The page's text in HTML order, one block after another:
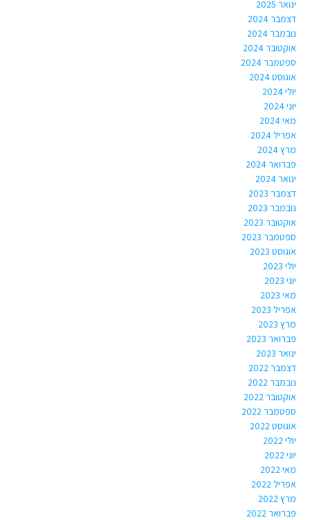
ינואר 2025
דצמבר 2024
נובמבר 2024
אוקטובר 2024
ספטמבר 2024
אוגוסט 2024
יולי 2024
יוני 2024
מאי 2024
אפריל 2024
מרץ 2024
פברואר 2024
ינואר 2024
דצמבר 2023
נובמבר 2023
אוקטובר 2023
ספטמבר 2023
אוגוסט 2023
יולי 2023
יוני 2023
מאי 2023
אפריל 2023
מרץ 2023
פברואר 2023
ינואר 2023
דצמבר 2022
נובמבר 2022
אוקטובר 2022
ספטמבר 2022
אוגוסט 2022
יולי 2022
יוני 2022
מאי 2022
אפריל 2022
מרץ 2022
פברואר 2022